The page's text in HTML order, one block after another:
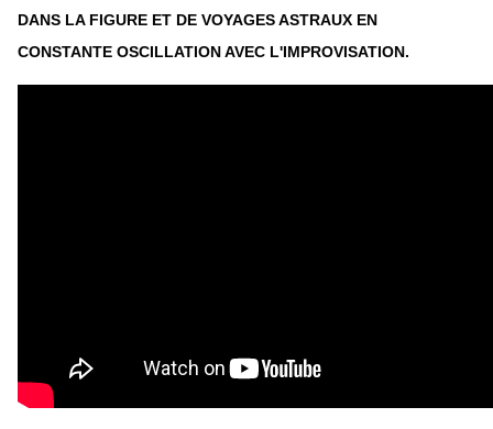
DANS LA FIGURE ET DE VOYAGES ASTRAUX EN
CONSTANTE OSCILLATION AVEC L'IMPROVISATION.